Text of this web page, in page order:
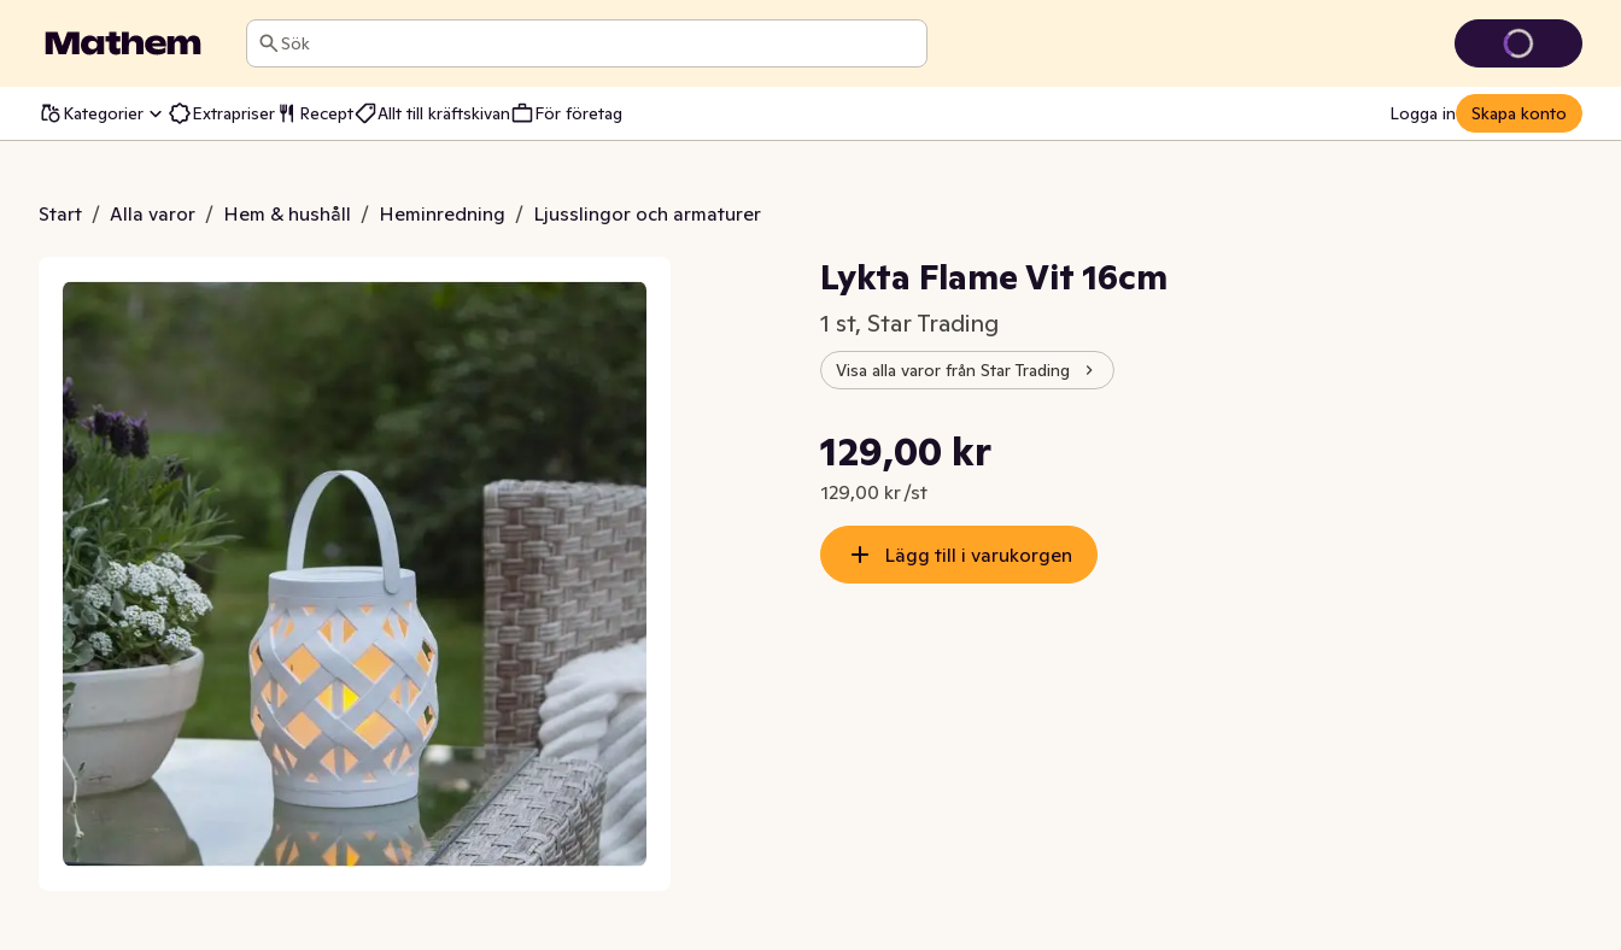
Sök
Kategorier Extrapriser Recept Allt till kräftskivan För företag Logga in Skapa konto
Start / Alla varor / Hem & hushåll / Heminredning / Ljusslingor och armaturer
Vit 16cm
Lykta Flame Vit 16cm
1 st, Star Trading
Visa alla varor från Star Trading
Nuvarande pris är: 129,00 kr
129,00 kr
129,00 kr /st
Styckpris: 129,00 kr /st
Lägg till i varukorgen